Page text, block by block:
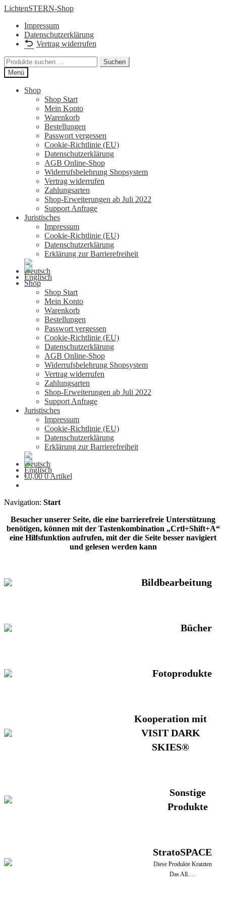
Zur
springen
Zum
springen
LichtenSTERN-Shop
Impressum
Datenschutzerklärung
Vertrag widerrufen
Suchen
nach:
Suchen
Menü
Shop
Shop Start
Mein Konto
Warenkorb
Bestellungen
Passwort vergessen
Cookie-Richtlinie (EU)
Datenschutzerklärung
AGB Online-Shop
Widerrufsbelehrung Shopsystem
Vertrag widerrufen
Zahlungsarten
Shop-Erweiterungen ab Juli 2022
Support Anfrage
Juristisches
Impressum
Cookie-Richtlinie (EU)
Datenschutzerklärung
Erklärung zur Barrierefreiheit
Shop
Shop Start
Mein Konto
Warenkorb
Bestellungen
Passwort vergessen
Cookie-Richtlinie (EU)
Datenschutzerklärung
AGB Online-Shop
Widerrufsbelehrung Shopsystem
Vertrag widerrufen
Zahlungsarten
Shop-Erweiterungen ab Juli 2022
Support Anfrage
Juristisches
Impressum
Cookie-Richtlinie (EU)
Datenschutzerklärung
Erklärung zur Barrierefreiheit
€0,00 0 Artikel
Navigation: Start
Besucher unserer Seite, die eine barrierefreie Unterstützung
benötigen, können mit der Tastenkombination „Crtl+Shift+A“
eine Hilfsfunktion aufrufen, mit der die Seite besser navigiert
und gelesen werden kann
Bildbearbeitung
Bücher
Fotoprodukte
Kooperation mit
VISIT DARK
SKIES®
Sonstige
Produkte
StratoSPACE
Diese Produkte Kratzten
Das All.…